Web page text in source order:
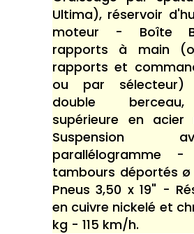
Ultima), réservoir
moteur - Boîte
rapports à main
rapports et
ou par
double
supérieure en
parallélogramme
tambours déportés
Pneus 3,50 x 19" -
en cuivre nickelé et
kg - 115 km/h.